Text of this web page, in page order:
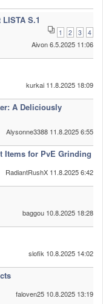
S.1
1 2 3 4
Aivon6.5.2025 11:06
kurkai 11.8.2025 18:09
A Deliciously
Alysonne3388 11.8.2025 6:55
Items for PvE Grinding
RadiantRushX 11.8.2025 6:42
baggou 10.8.2025 18:28
slofik 10.8.2025 14:02
faloven25 10.8.2025 13:19